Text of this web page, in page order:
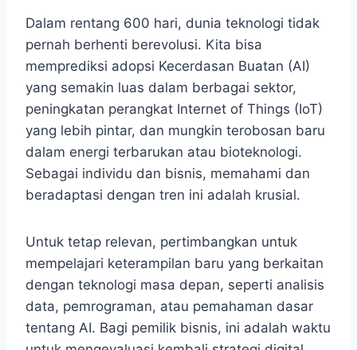
Dalam rentang 600 hari, dunia teknologi tidak
pernah berhenti berevolusi. Kita bisa
memprediksi adopsi Kecerdasan Buatan (AI)
yang semakin luas dalam berbagai sektor,
peningkatan perangkat Internet of Things (IoT)
yang lebih pintar, dan mungkin terobosan baru
dalam energi terbarukan atau bioteknologi.
Sebagai individu dan bisnis, memahami dan
beradaptasi dengan tren ini adalah krusial.
Untuk tetap relevan, pertimbangkan untuk
mempelajari keterampilan baru yang berkaitan
dengan teknologi masa depan, seperti analisis
data, pemrograman, atau pemahaman dasar
tentang AI. Bagi pemilik bisnis, ini adalah waktu